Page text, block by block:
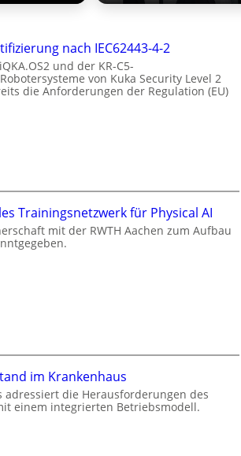
nach IEC62443-4-2
und der KR-C5-
von Kuka Security Level 2
die Anforderungen der Regulation (EU)
Trainingsnetzwerk für Physical AI
mit der RWTH Aachen zum Aufbau
im Krankenhaus
adressiert die Herausforderungen des
einem integrierten Betriebsmodell.